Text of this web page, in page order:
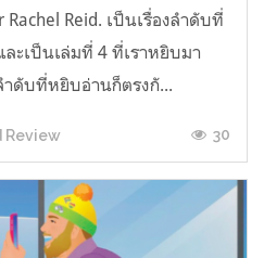
Rachel Reid. เป็นเรื่องลำดับที่
ะเป็นเล่มที่ 4 ที่เราหยิบมา
ดับที่หยิบอ่านก็ตรงกั...
Review 30